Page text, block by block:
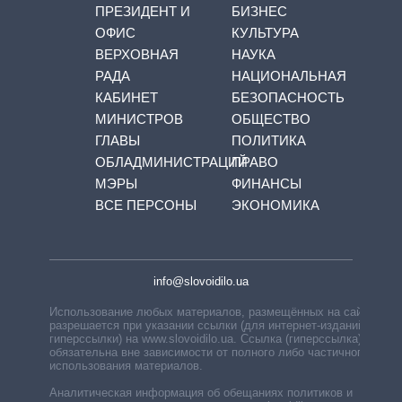
ПРЕЗИДЕНТ И
ОФИС
ВЕРХОВНАЯ
РАДА
КАБИНЕТ
МИНИСТРОВ
ГЛАВЫ
ОБЛАДМИНИСТРАЦИЙ
МЭРЫ
ВСЕ ПЕРСОНЫ
БИЗНЕС
КУЛЬТУРА
НАУКА
НАЦИОНАЛЬНАЯ
БЕЗОПАСНОСТЬ
ОБЩЕСТВО
ПОЛИТИКА
ПРАВО
ФИНАНСЫ
ЭКОНОМИКА
info@slovoidilo.ua
Использование любых материалов, размещённых на сайте,
разрешается при указании ссылки (для интернет-изданий —
гиперссылки) на www.slovoidilo.ua. Ссылка (гиперссылка)
обязательна вне зависимости от полного либо частичного
использования материалов.
Аналитическая информация об обещаниях политиков и